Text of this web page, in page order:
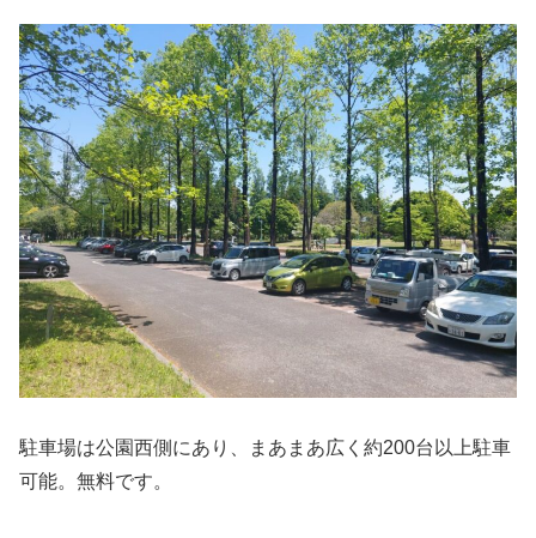
駐車場は公園西側にあり、まあまあ広く約200台以上駐車
可能。無料です。